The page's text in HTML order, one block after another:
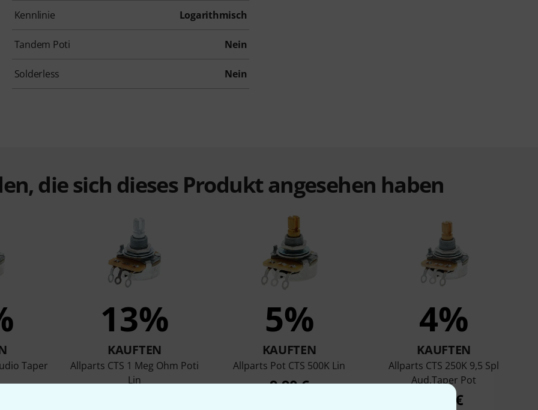
Kennlinie Logarithmisch
Tandem Poti Nein
Solderless Nein
die sich dieses Produkt angesehen haben
Taper
13%
KAUFTEN
Allparts CTS 1 Meg Ohm Poti
Lin
5%
KAUFTEN
Allparts Pot CTS 500K Lin
9,90 €
4%
KAUFTEN
Allparts CTS 250K 9,5 Spl
Aud.Taper Pot
9,90 €